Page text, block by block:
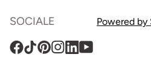
SOCIALE
Facebook
TikTokPinterest
Instagram
Traduzione
YouTube
Powered by